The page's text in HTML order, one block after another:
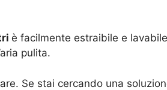
è facilmente estraibile e
pulita.
Se stai cercando una